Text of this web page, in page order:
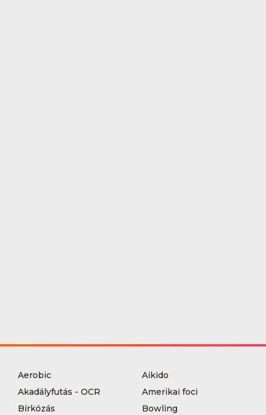
Aerobic
Aikido
Akadályfutás - OCR
Amerikai foci
Bírkózás
Bowling